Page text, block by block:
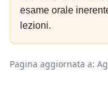
esame orale
lezioni.
Pagina aggiornata a: